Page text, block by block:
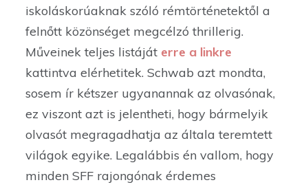
iskoláskorúaknak szóló rémtörténetektől a
felnőtt közönséget megcélzó thrillerig.
Műveinek teljes listáját erre a linkre
kattintva elérhetitek. Schwab azt mondta,
sosem ír kétszer ugyanannak az olvasónak,
ez viszont azt is jelentheti, hogy bármelyik
olvasót megragadhatja az általa teremtett
világok egyike. Legalábbis én vallom, hogy
minden SFF rajongónak érdemes